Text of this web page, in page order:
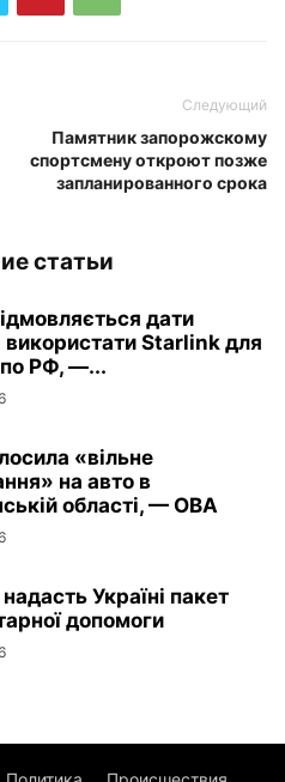
Следующий
Памятник запорожскому
спортсмену откроют позже
запланированного срока
статьи
дати
використати Starlink для
по РФ, —...
«вільне
на авто в
області, — ОВА
Україні пакет
допомоги